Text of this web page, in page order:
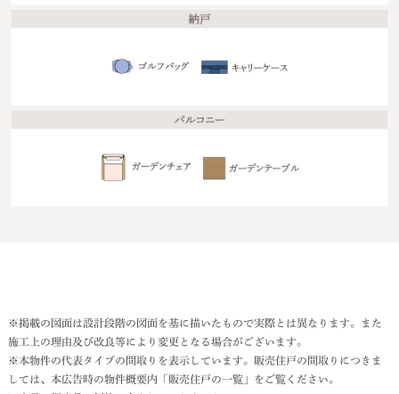
※掲載の図面は設計段階の図面を基に描いたもので実際とは異なります。また
施工上の理由及び改良等により変更となる場合がございます。
※本物件の代表タイプの間取りを表示しています。販売住戸の間取りにつきま
しては、本広告時の物件概要内「販売住戸の一覧」をご覧ください。